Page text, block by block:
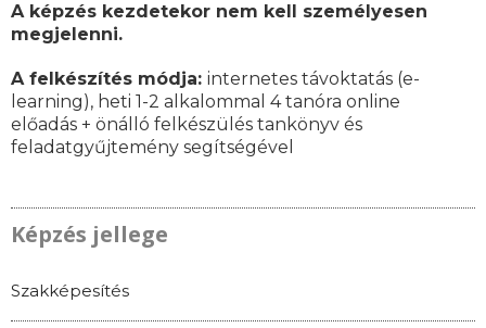
A képzés kezdetekor nem kell személyesen
megjelenni.
A felkészítés módja: internetes távoktatás (e-
learning), heti 1-2 alkalommal 4 tanóra online
előadás + önálló felkészülés tankönyv és
feladatgyűjtemény segítségével
Képzés jellege
Szakképesítés